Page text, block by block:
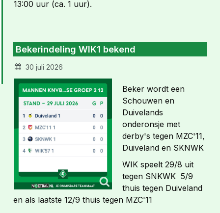
13:00 uur (ca. 1 uur).
Bekerindeling WIK1 bekend
30 juli 2026
Beker wordt een
Schouwen en
Duivelands
onderonsje met
derby's tegen MZC'11,
Duiveland en SKNWK
WIK speelt 29/8 uit
tegen SNKWK 5/9
thuis tegen Duiveland
en als laatste 12/9 thuis tegen MZC'11